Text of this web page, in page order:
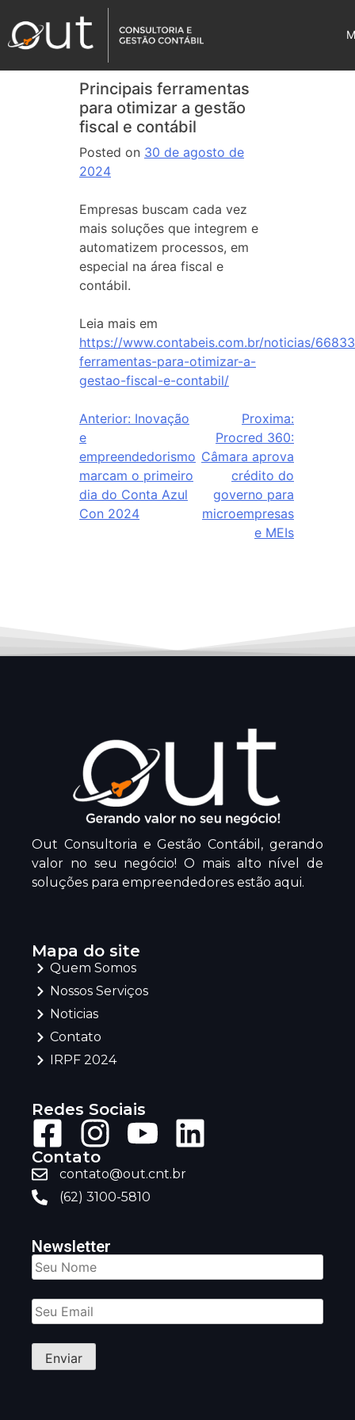
Principais ferramentas
para otimizar a gestão
fiscal e contábil
Posted on 30 de agosto de
2024
Empresas buscam cada vez
mais soluções que integrem e
automatizem processos, em
especial na área fiscal e
contábil.
Leia mais em
https://www.contabeis.com.br/noticias/
ferramentas-para-otimizar-a-
gestao-fiscal-e-contabil/
Anterior: Inovação
e
empreendedorismo
marcam o primeiro
dia do Conta Azul
Con 2024
Proxima:
Procred 360:
Câmara aprova
crédito do
governo para
microempresas
e MEIs
Out Consultoria e Gestão Contábil, gerando
valor no seu negócio! O mais alto nível de
soluções para empreendedores estão aqui.
Mapa do site
Quem Somos
Nossos Serviços
Noticias
Contato
IRPF 2024
Redes Sociais
Contato
contato@out.cnt.br
(62) 3100-5810
Newsletter